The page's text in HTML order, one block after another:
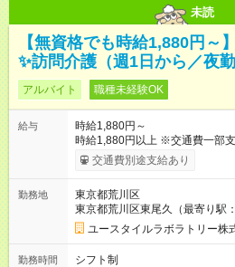
未読
【無資格でも時給1,880円～
✨訪問介護（週1日から／夜
アルバイト 職種未経験OK
給与
時給1,880円～
時給1,880円以上 ※交通費一部
考慮して決定します 【収入例】 週1回勤務の場合：1,880円×8時
間×4回=6万0,160円 週3回勤務の場合：1,880円×8時間×12回
月 ※ 雇用形態と給与に、本採用
用形態：本採用時と同じです。
交通費別途支給あり
勤務地
東京都荒川区
東京都荒川区東尾久（最寄り駅
ユースタイルラボラトリー株
勤務時間
シフト制